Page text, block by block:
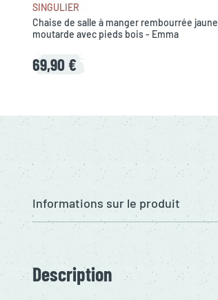
SINGULIER
Chaise de salle à manger rembourrée jaune
moutarde avec pieds bois - Emma
69,90 €
Informations sur le produit
Description